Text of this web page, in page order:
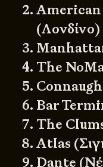
American
(Λονδίνο)
The
Bar
The
Atlas
Dante